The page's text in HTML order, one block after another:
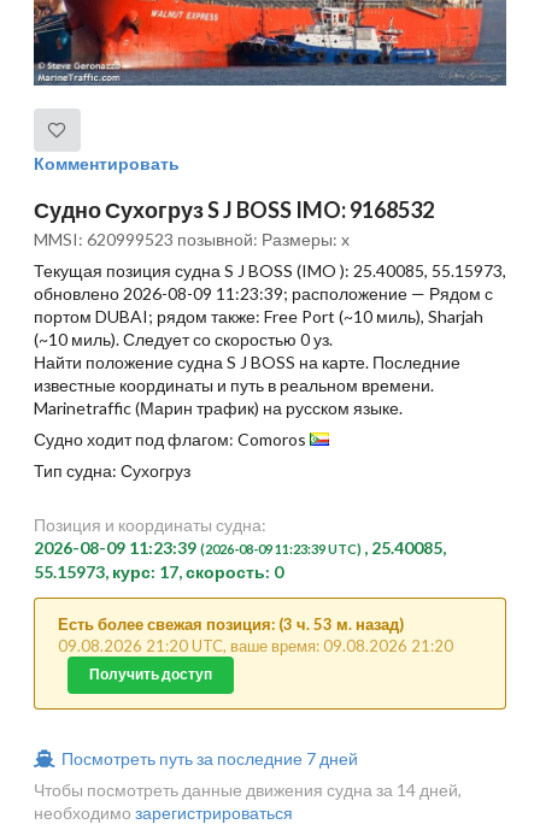
Комментировать
Судно Сухогруз S J BOSS IMO: 9168532
MMSI: 620999523 позывной: Размеры: x
Текущая позиция судна S J BOSS (IMO ): 25.40085, 55.15973,
обновлено 2026-08-09 11:23:39; расположение — Рядом с
портом DUBAI; рядом также: Free Port (~10 миль), Sharjah
(~10 миль). Следует со скоростью 0 уз.
Найти положение судна S J BOSS на карте. Последние
известные координаты и путь в реальном времени.
Marinetraffic (Марин трафик) на русском языке.
Судно ходит под флагом: Comoros
Тип судна: Сухогруз
Позиция и координаты судна:
2026-08-09 11:23:39 (2026-08-09 11:23:39 UTC) , 25.40085,
55.15973, курс: 17, скорость: 0
Есть более свежая позиция: (3 ч. 53 м. назад)
09.08.2026 21:20 UTC, ваше время: 09.08.2026 21:20
Получить доступ
Посмотреть путь за последние 7 дней
Чтобы посмотреть данные движения судна за 14 дней,
необходимо зарегистрироваться